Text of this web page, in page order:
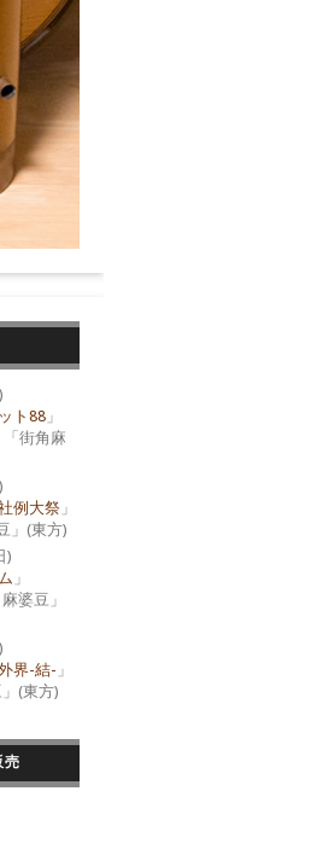
ト88 」
「街角麻
例大祭 」
」(東方)
)
」
婆豆」
界-結- 」
(東方)
売